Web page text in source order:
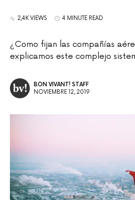
2,4K VIEWS 4 MINUTE READ
¿Como fijan las compañías
explicamos este complejo
BON VIVANT! STAFF
NOVIEMBRE 12, 2019